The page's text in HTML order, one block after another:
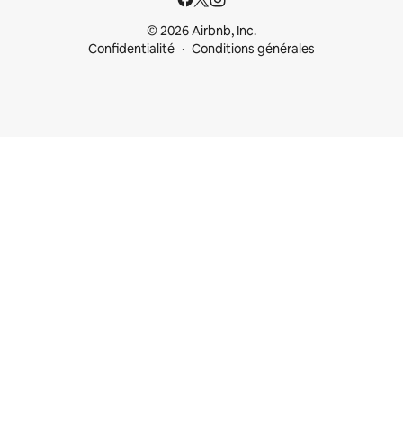
© 2026 Airbnb, Inc.
Confidentialité
Conditions générales